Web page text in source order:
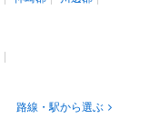
路線・駅から選ぶ